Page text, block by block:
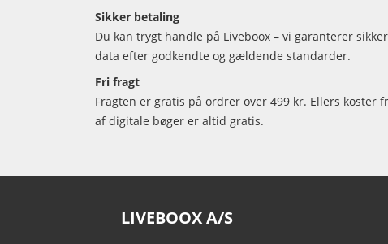
Sikker betaling
Du kan trygt handle på Liveboox – vi garanterer
data efter godkendte og gældende standarder.
Fri fragt
Fragten er gratis på ordrer over 499 kr. Ellers koster
af digitale bøger er altid gratis.
LIVEBOOX A/S